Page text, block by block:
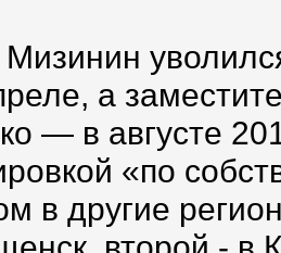
а
— в августе
«по
в другие